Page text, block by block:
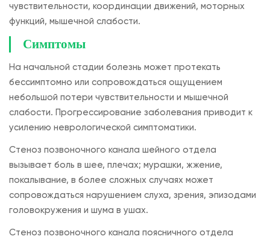
чувствительности, координации движений, моторных
функций, мышечной слабости.
Симптомы
На начальной стадии болезнь может протекать
бессимптомно или сопровождаться ощущением
небольшой потери чувствительности и мышечной
слабости. Прогрессирование заболевания приводит к
усилению неврологической симптоматики.
Стеноз позвоночного канала шейного отдела
вызывает боль в шее, плечах; мурашки, жжение,
покалывание, в более сложных случаях может
сопровождаться нарушением слуха, зрения, эпизодами
головокружения и шума в ушах.
Стеноз позвоночного канала поясничного отдела